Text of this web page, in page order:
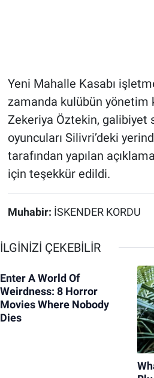
Yeni Mahalle Kasabı
zamanda kulübün yönetim
Zekeriya Öztekin, galibiyet
oyuncuları Silivri’deki
tarafından yapılan
için teşekkür edildi.
Muhabir: İSKENDER KORDU